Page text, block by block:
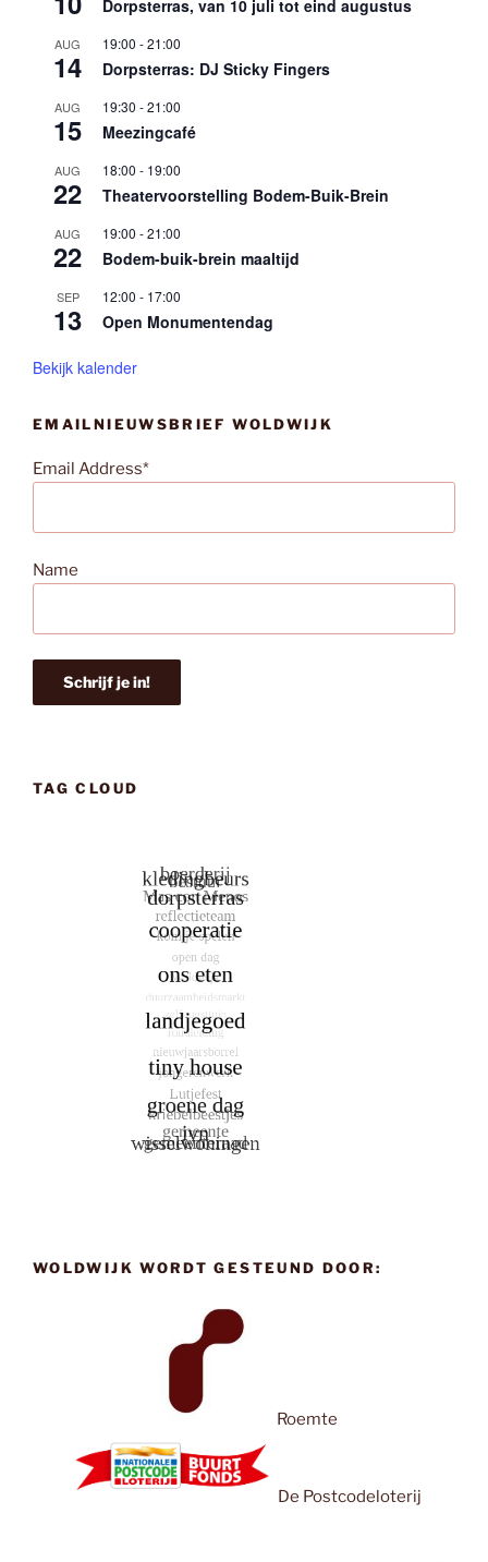
Dorpsterras, van 10 juli tot eind augustus
AUG
14
19:00 -21:00
Dorpsterras: DJ Sticky Fingers
AUG
15
19:30 -21:00
Meezingcafé
AUG
22
18:00 - 19:00
Theatervoorstelling Bodem-Buik-Brein
AUG
22
19:00 -21:00
Bodem-buik-brein maaltijd
SEP
13
12:00 - 17:00
Open Monumentendag
Bekijk kalender
EMAILNIEUWSBRIEF WOLDWIJK
Email Address*
Name
TAG CLOUD
WOLDWIJK WORDT GESTEUND DOOR:
Roemte
De Postcodeloterij